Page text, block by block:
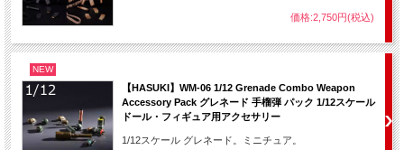
価格:2,750円(税込)
NEW
【HASUKI】WM-06 1/12 Grenade Combo Weapon
Accessory Pack グレネード 手榴弾 パック 1/12スケール
ドール・フィギュア用アクセサリー
1/12スケール グレネード。ミニチュア。